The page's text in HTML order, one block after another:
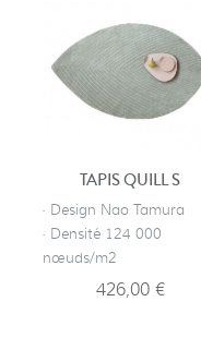
TAPIS QUILL S
· Design Nao Tamura
· Densité 124 000
nœuds/m2
426,00 €